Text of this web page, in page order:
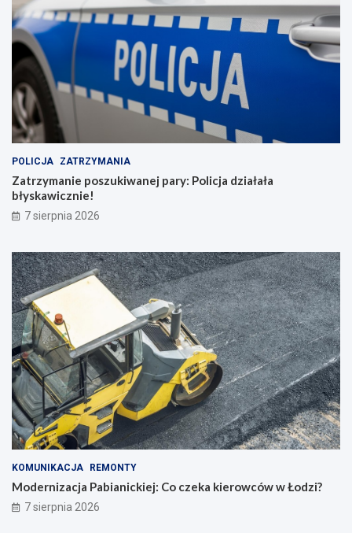
POLICJA ZATRZYMANIA
Zatrzymanie poszukiwanej pary: Policja działała
błyskawicznie!
7 sierpnia 2026
KOMUNIKACJA REMONTY
Modernizacja Pabianickiej: Co czeka kierowców w Łodzi?
7 sierpnia 2026